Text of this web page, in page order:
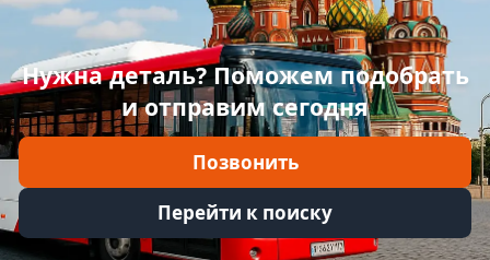
Нужна деталь? Поможем подобрать
и отправим сегодня
Позвонить
Перейти к поиску
Марки
Информация